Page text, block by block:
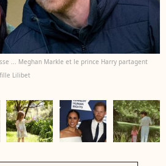
... Meghan Markle et le prince Harry partagent
Lilibet